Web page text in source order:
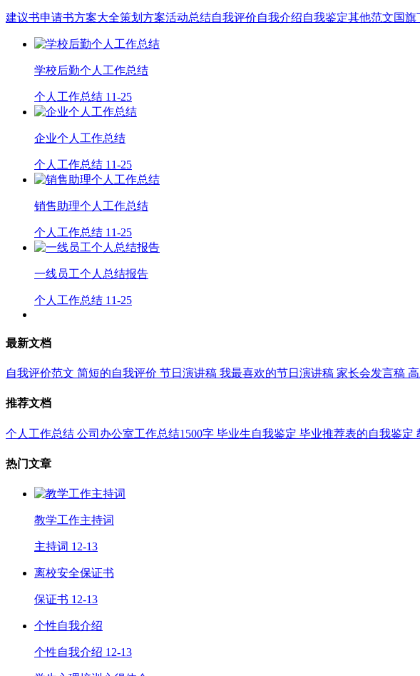
建议书申请书方案大全策划方案活动总结自我评价自我介绍自我鉴定其他范文国旗
学校后勤个人工作总结
个人工作总结 11-25
企业个人工作总结
个人工作总结 11-25
销售助理个人工作总结
个人工作总结 11-25
一线员工个人总结报告
个人工作总结 11-25
最新文档
自我评价范文 简短的自我评价 节日演讲稿 我最喜欢的节日演讲稿 家长会发言稿
推荐文档
个人工作总结 公司办公室工作总结1500字 毕业生自我鉴定 毕业推荐表的自我鉴定
热门文章
教学工作主持词
主持词 12-13
离校安全保证书
保证书 12-13
个性自我介绍
个性自我介绍 12-13